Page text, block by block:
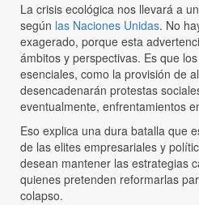
La crisis ecológica nos llevará a
según las Naciones Unidas. No
exagerado, porque esta
ámbitos y perspectivas. Es que
esenciales, como la provisión de
desencadenarán protestas
eventualmente, enfrentamientos
Eso explica una dura batalla que
de las elites empresariales y
desean mantener las estrategias
quienes pretenden reformarlas
colapso.